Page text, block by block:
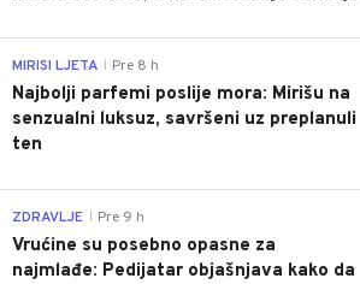
MIRISI LJETA Pre 8 h
Najbolji parfemi poslije mora: Mirišu na
senzualni luksuz, savršeni uz preplanuli
ten
ZDRAVLJE Pre 9 h
Vrućine su posebno opasne za
najmlađe: Pedijatar objašnjava kako da